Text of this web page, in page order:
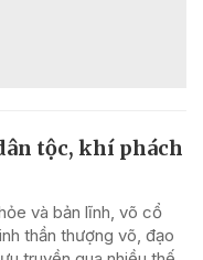
tộc, khí phách
và bản lĩnh, võ cổ
thần thượng võ, đạo